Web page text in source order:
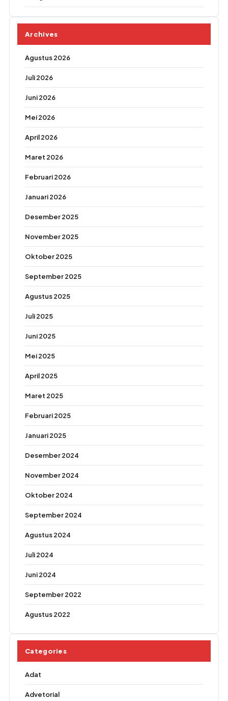
Archives
Agustus 2026
Juli 2026
Juni 2026
Mei 2026
April 2026
Maret 2026
Februari 2026
Januari 2026
Desember 2025
November 2025
Oktober 2025
September 2025
Agustus 2025
Juli 2025
Juni 2025
Mei 2025
April 2025
Maret 2025
Februari 2025
Januari 2025
Desember 2024
November 2024
Oktober 2024
September 2024
Agustus 2024
Juli 2024
Juni 2024
September 2022
Agustus 2022
Categories
Adat
Advetorial